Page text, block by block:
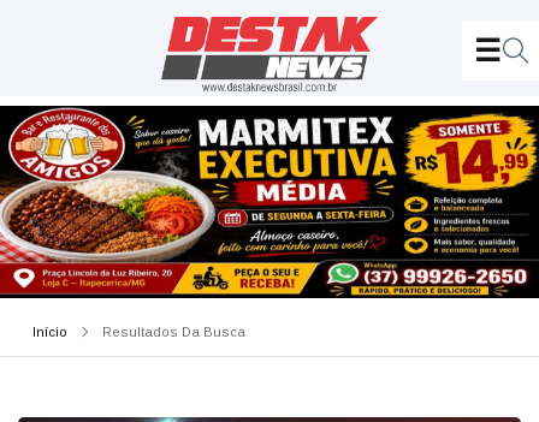
Início Resultados Da Busca